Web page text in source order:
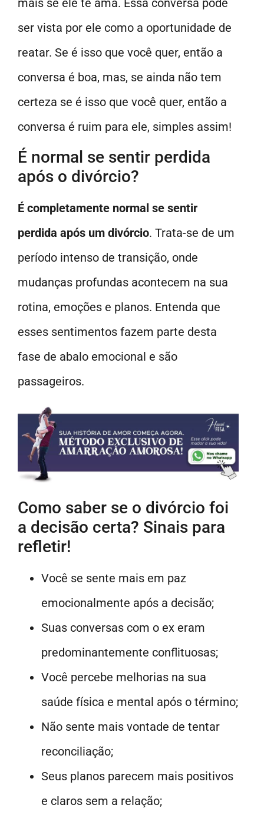
mais se ele te ama. Essa conversa pode
ser vista por ele como a oportunidade de
reatar. Se é isso que você quer, então a
conversa é boa, mas, se ainda não tem
certeza se é isso que você quer, então a
conversa é ruim para ele, simples assim!
É normal se sentir perdida
após o divórcio?
É completamente normal se sentir
perdida após um divórcio. Trata-se de um
período intenso de transição, onde
mudanças profundas acontecem na sua
rotina, emoções e planos. Entenda que
esses sentimentos fazem parte desta
fase de abalo emocional e são
passageiros.
Como saber se o divórcio foi
a decisão certa? Sinais para
refletir!
Você se sente mais em paz
emocionalmente após a decisão;
Suas conversas com o ex eram
predominantemente conflituosas;
Você percebe melhorias na sua
saúde física e mental após o término;
Não sente mais vontade de tentar
reconciliação;
Seus planos parecem mais positivos
e claros sem a relação;